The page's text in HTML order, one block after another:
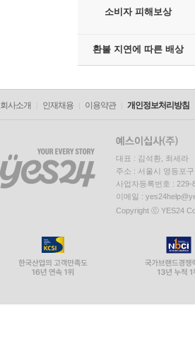
소비자 피해보상
환불 지연에 따른 배상
회사소개 인재채용 이용약관 개인정보처리방침
대표 : 김석환, 최세라
주소 : 서울시 영등포
사업자등록번호 :
이메일 :
Copyright ⓒ YES24